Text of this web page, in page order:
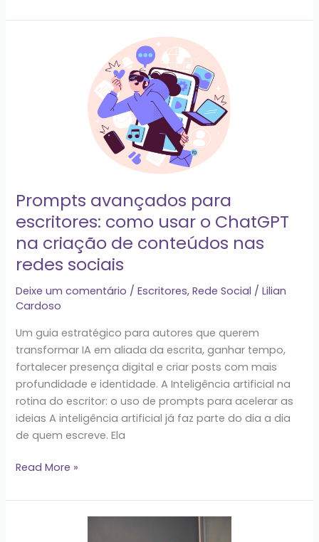
Prompts avançados para
escritores: como usar o ChatGPT
na criação de conteúdos nas
redes sociais
Deixe um comentário /Escritores,Rede Social /Lilian
Cardoso
Um guia estratégico para autores que querem
transformar IA em aliada da escrita, ganhar tempo,
fortalecer presença digital e criar posts com mais
profundidade e identidade. A Inteligência artificial na
rotina do escritor: o uso de prompts para acelerar as
ideias A inteligência artificial já faz parte do dia a dia
de quem escreve. Ela
criação
de
conteúdos
nas
redes
sociais
Read More »